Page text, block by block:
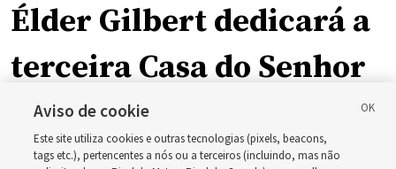
Élder Gilbert dedicará a
terceira Casa do Senhor
em Wyoming
A dedicação do Templo Cody Wyoming em outubro será
Aviso de cookie
Este site utiliza cookies e outras tecnologias (pixels, beacons,
tags etc.), pertencentes a nós ou a terceiros (incluindo, mas não